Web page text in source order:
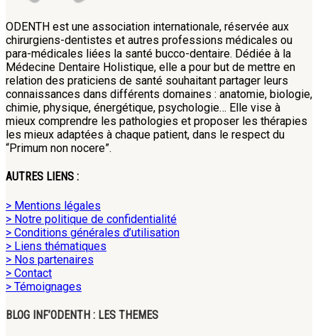
ODENTH est une association internationale, réservée aux
chirurgiens-dentistes et autres professions médicales ou
para-médicales liées la santé bucco-dentaire. Dédiée à la
Médecine Dentaire Holistique, elle a pour but de mettre en
relation des praticiens de santé souhaitant partager leurs
connaissances dans différents domaines : anatomie, biologie,
chimie, physique, énergétique, psychologie… Elle vise à
mieux comprendre les pathologies et proposer les thérapies
les mieux adaptées à chaque patient, dans le respect du
“Primum non nocere”.
AUTRES LIENS :
> Mentions légales
> Notre politique de confidentialité
> Conditions générales d’utilisation
> Liens thématiques
> Nos partenaires
> Contact
> Témoignages
BLOG INF’ODENTH : LES THEMES